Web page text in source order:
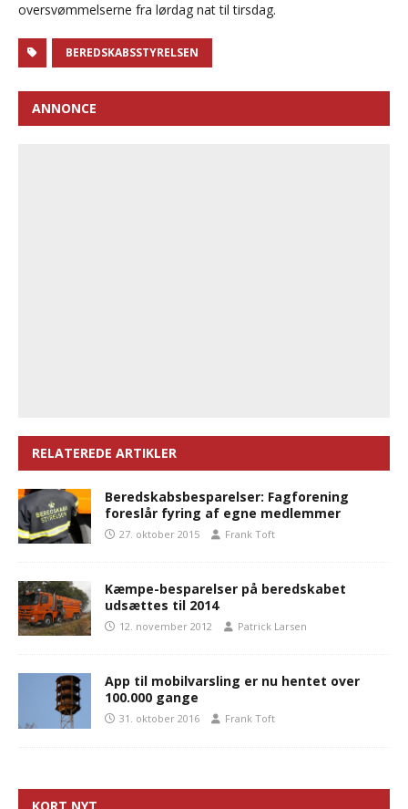
oversvømmelserne fra lørdag nat til tirsdag.
BEREDSKABSSTYRELSEN
ANNONCE
RELATEREDE ARTIKLER
Beredskabsbesparelser: Fagforening
foreslår fyring af egne medlemmer
27. oktober 2015 Frank Toft
Kæmpe-besparelser på beredskabet
udsættes til 2014
12. november 2012 Patrick Larsen
App til mobilvarsling er nu hentet over
100.000 gange
31. oktober 2016 Frank Toft
KORT NYT